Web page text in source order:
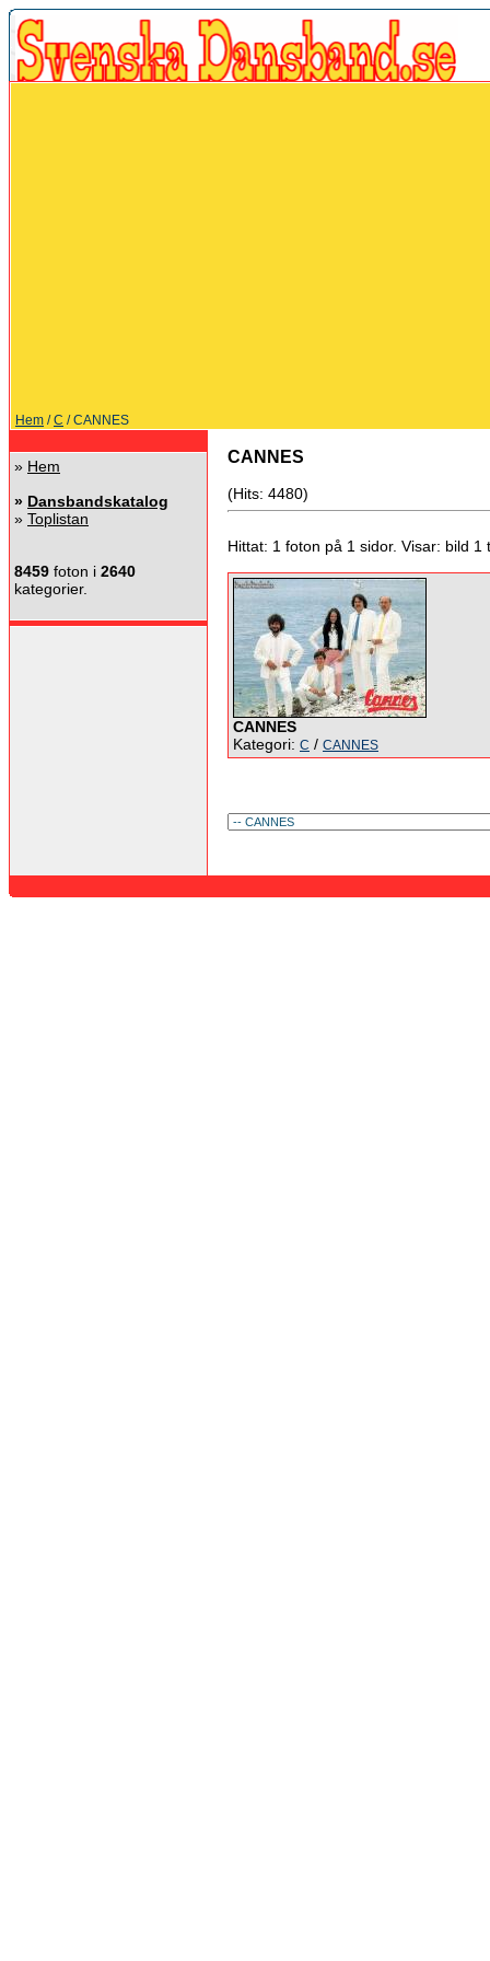
Hem /C / CANNES
» Hem
» Dansbandskatalog
» Toplistan
8459 foton i 2640
kategorier.
CANNES
(Hits: 4480)
Hittat: 1 foton på 1 sidor. Visar: bild 1
CANNES
Kategori: C / CANNES